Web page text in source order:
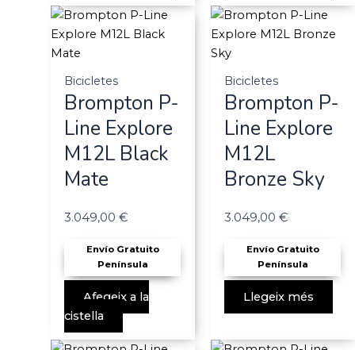
Bicicletes
Brompton P-
Line Explore
M12L Black
Mate
3.049,00€
Envío Gratuito
Península
Afegeix a la
cistella
Bicicletes
Brompton P-
Line Explore
M12L
Bronze Sky
3.049,00€
Envío Gratuito
Península
Llegeix més